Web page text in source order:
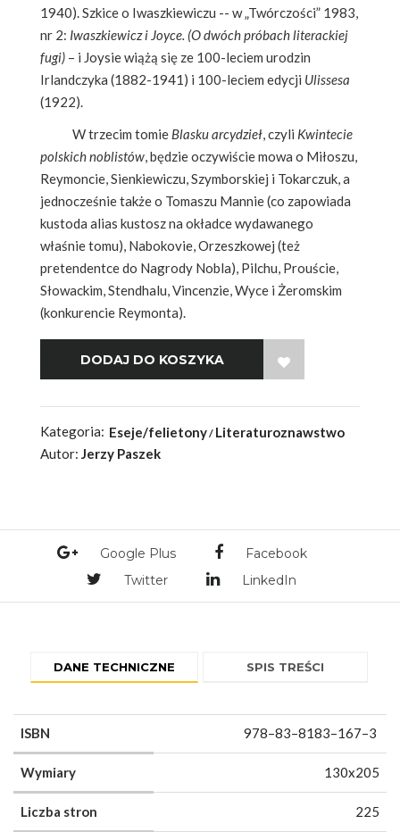
1940). Szkice o Iwaszkiewiczu -- w „Twórczości” 1983,
nr 2: Iwaszkiewicz i Joyce. (O dwóch próbach literackiej
fugi) – i Joysie wiążą się ze 100-leciem urodzin
Irlandczyka (1882-1941) i 100-leciem edycji Ulissesa
(1922).
W trzecim tomie Blasku arcydzieł, czyli Kwintecie
polskich noblistów, będzie oczywiście mowa o Miłoszu,
Reymoncie, Sienkiewiczu, Szymborskiej i Tokarczuk, a
jednocześnie także o Tomaszu Mannie (co zapowiada
kustoda alias kustosz na okładce wydawanego
właśnie tomu), Nabokovie, Orzeszkowej (też
pretendentce do Nagrody Nobla), Pilchu, Prouście,
Słowackim, Stendhalu, Vincenzie, Wyce i Żeromskim
(konkurencie Reymonta).
WISH LIST
Kategoria: Eseje/felietony Literaturoznawstwo
Autor: Jerzy Paszek
Google Plus
Facebook
Twitter
LinkedIn
DANE TECHNICZNE SPIS TREŚCI
ISBN 978–83–8183–167–3
Wymiary 130x205
Liczba stron 225